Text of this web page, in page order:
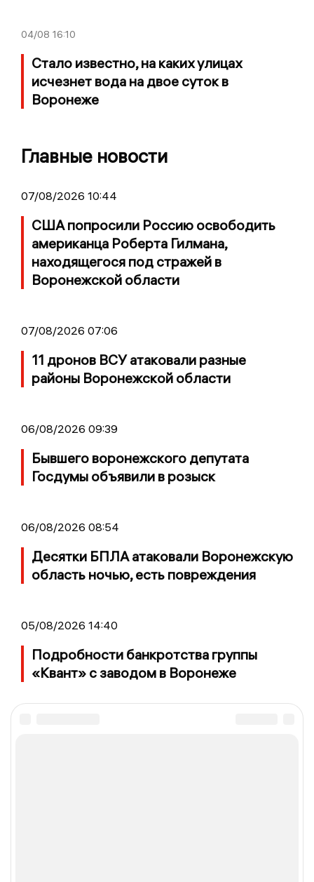
04/08 16:10
Стало известно, на каких улицах
исчезнет вода на двое суток в
Воронеже
Главные новости
07/08/2026 10:44
США попросили Россию освободить
американца Роберта Гилмана,
находящегося под стражей в
Воронежской области
07/08/2026 07:06
11 дронов ВСУ атаковали разные
районы Воронежской области
06/08/2026 09:39
Бывшего воронежского депутата
Госдумы объявили в розыск
06/08/2026 08:54
Десятки БПЛА атаковали Воронежскую
область ночью, есть повреждения
05/08/2026 14:40
Подробности банкротства группы
«Квант» с заводом в Воронеже